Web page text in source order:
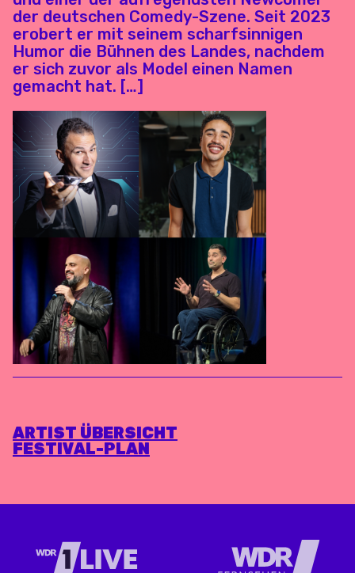
der deutschen Comedy-Szene. Seit 2023
erobert er mit seinem scharfsinnigen
Humor die Bühnen des Landes, nachdem
er sich zuvor als Model einen Namen
gemacht hat. […]
ARTIST ÜBERSICHT
FESTIVAL-PLAN